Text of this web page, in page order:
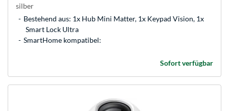
silber
Bestehend aus: 1x Hub Mini Matter, 1x Keypad Vision, 1x
Smart Lock Ultra
SmartHome kompatibel:
Sofort verfügbar